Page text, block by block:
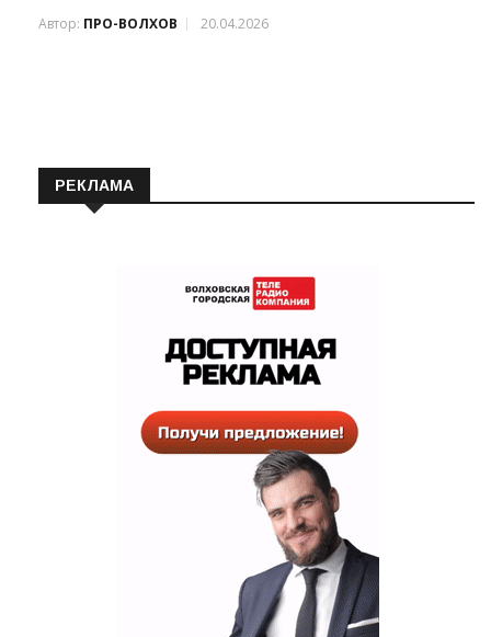
Автор: ПРО-ВОЛХОВ 20.04.2026
РЕКЛАМА